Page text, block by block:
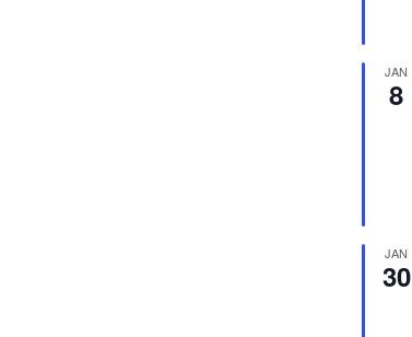
JAN
8
JAN
30